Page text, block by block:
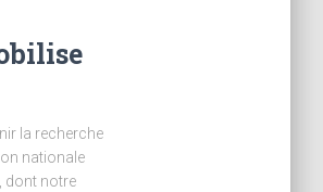
la recherche
nationale
dont notre